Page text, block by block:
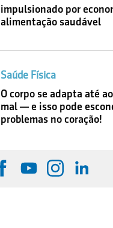
impulsionado por
alimentação saudável
Saúde Física
O corpo se adapta até
mal — e isso pode
problemas no coração!